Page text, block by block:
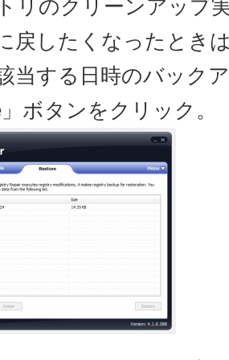
リのクリーンアップ
戻したくなったとき
当する日時のバック
ボタンをクリック。